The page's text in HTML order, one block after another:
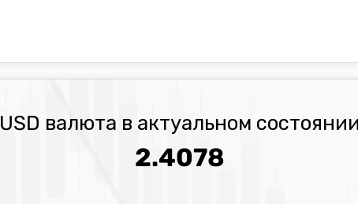
USD валюта в актуальном состоянии
2.4078